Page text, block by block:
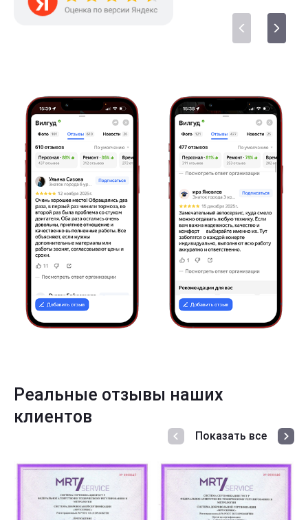
Реальные отзывы наших
клиентов
Показать все